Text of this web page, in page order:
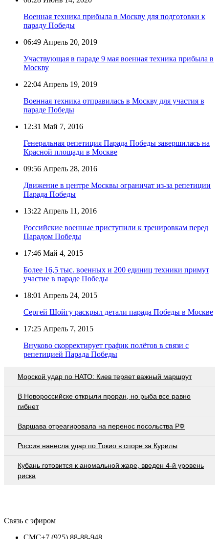
Военная техника прибыла в Москву для подготовки к
параду Победы
06:49 Апрель 20, 2019
Участвующая в параде 9 мая военная техника прибыла в
Москву
22:04 Апрель 19, 2019
Военная техника отправилась в Москву для участия в
параде Победы
12:31 Май 7, 2016
Генеральная репетиция Парада Победы завершилась на
Красной площади в Москве
09:56 Апрель 28, 2016
Движение в центре Москвы ограничат из-за репетиции
Парада Победы
13:22 Апрель 11, 2016
Российские военные приступили к тренировкам перед
Парадом Победы
17:46 Май 4, 2015
Более 16,5 тыс. военных и 200 единиц техники примут
участие в параде Победы
18:01 Апрель 24, 2015
Сергей Шойгу раскрыл детали парада Победы в Москве
17:25 Апрель 7, 2015
Внуково скорректирует график полётов в связи с
репетицией Парада Победы
Морской удар по НАТО: Киев теряет важный маршрут
В Новороссийске открыли проран, но рыба все равно
гибнет
Варшава отреагировала на перенос посольства РФ
Россия нанесла удар по Токио в споре за Курилы
Кубань готовится к аномальной жаре, введен 4-й уровень
риска
Связь с эфиром
СМС+7 (925) 88-88-948